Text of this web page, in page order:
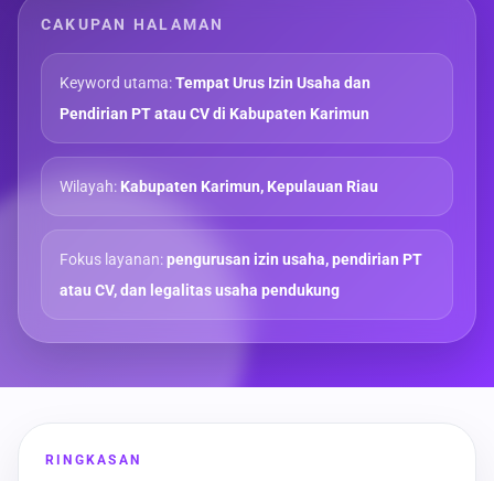
CAKUPAN HALAMAN
Keyword utama:Tempat Urus Izin Usaha dan
Pendirian PT atau CV di Kabupaten Karimun
Wilayah:Kabupaten Karimun, Kepulauan Riau
Fokus layanan:pengurusan izin usaha, pendirian PT
atau CV, dan legalitas usaha pendukung
RINGKASAN